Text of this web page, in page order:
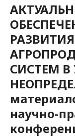
РАЗВИТИЯ
СИСТЕМ
научно-